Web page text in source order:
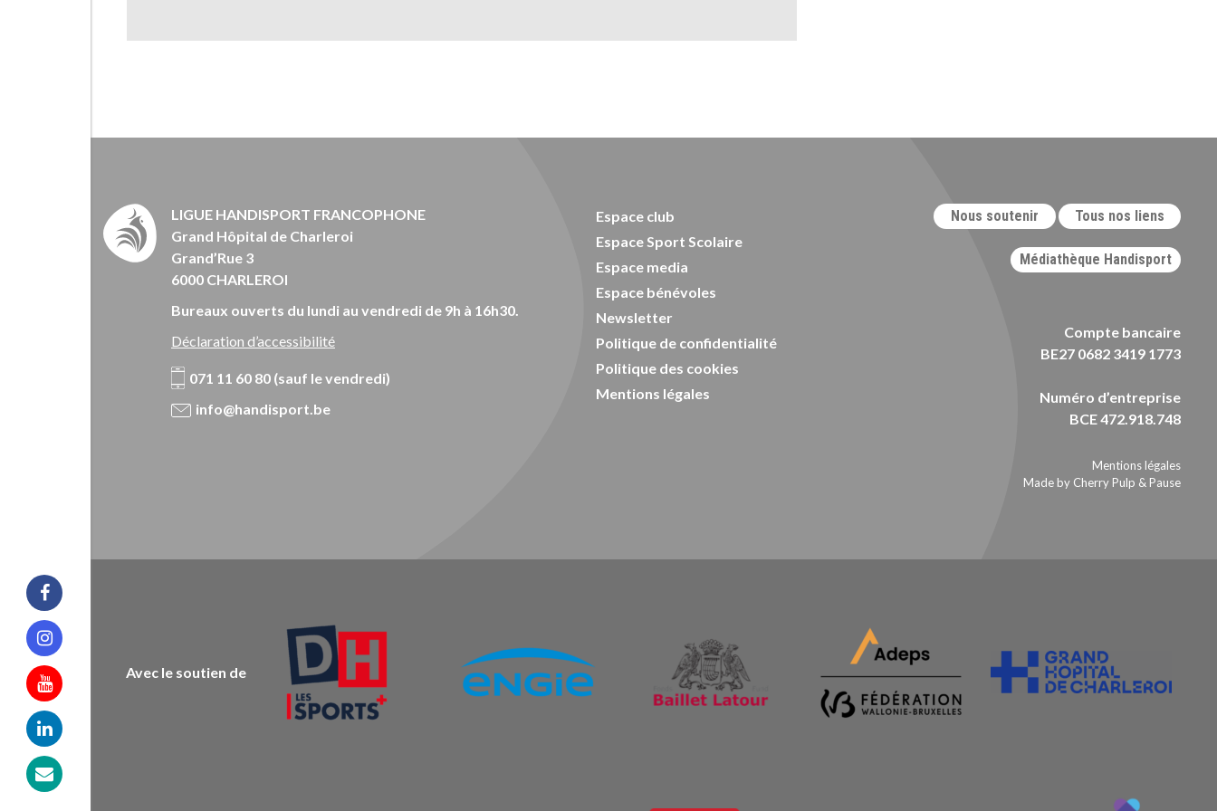
Facebook
Instagram
Youtube
Linkedin
LIGUE HANDISPORT FRANCOPHONE
Grand Hôpital de Charleroi
Grand’Rue 3
6000 CHARLEROI
Bureaux ouverts du lundi au vendredi de 9h à 16h30.
Déclaration d’accessibilité
071 11 60 80 (sauf le vendredi)
info@handisport.be
Espace club
Espace Sport Scolaire
Espace media
Espace bénévoles
Newsletter
Politique de confidentialité
Politique des cookies
Mentions légales
Nous soutenir Tous nos liens
Médiathèque Handisport
Compte bancaire
BE27 0682 3419 1773
Numéro d’entreprise
BCE 472.918.748
Mentions légales
Made by Cherry Pulp & Pause
Avec le soutien de